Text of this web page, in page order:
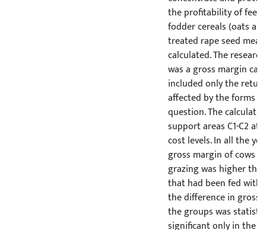
the profitability of
fodder cereals (oats
treated rape seed meal
calculated. The
was a gross margin
included only the
affected by the forms
question. The
support areas C1-C2 at
cost levels. In all the
gross margin of cows
grazing was higher
that had been fed with
the difference in gross
the groups was
significant only in the